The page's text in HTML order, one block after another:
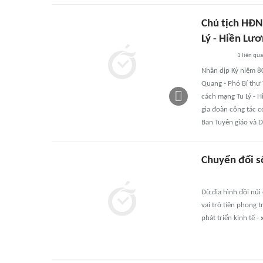
Chủ tịch
Lý - Hiền
1 liên
Nhân dịp Kỷ niệm
Quang - Phó Bí
cách mạng Tu Lý -
gia đoàn công tác
Ban Tuyên giáo và
Chuyển đổi
Dù địa hình đồi
vai trò tiên phong
phát triển kinh tế -